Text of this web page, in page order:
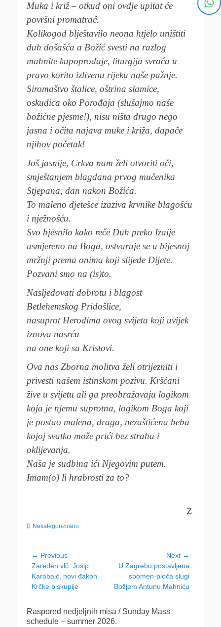
Muka i križ – otkud oni ovdje upitat će
površni promatrač.
Kolikogod blještavilo neona htjelo uništiti
duh došašća a Božić svesti na razlog
mahnite kupoprodaje, liturgija svraća u
pravo korito izlivenu rijeku naše pažnje.
Siromaštvo štalice, oštrina slamice,
oskudica oko Porođaja (slušajmo naše
božićne pjesme!), nisu ništa drugo nego
jasna i očita najava muke i križa, dapače
njihov početak!
Još jasnije, Crkva nam želi otvoriti oči,
smještanjem blagdana prvog mučenika
Stjepana, dan nakon Božića.
To maleno djetešce izaziva krvnike blagošću
i nježnošću.
Svo bjesnilo kako reče Duh preko Izaije
usmjereno na Boga, ostvaruje se u bijesnoj
mržnji prema onima koji slijede Dijete.
Pozvani smo na (is)to.
Nasljedovati dobrotu i blagost
Betlehemskog Pridošlice,
nasuprot Herodima ovog svijeta koji uvijek
iznova nasrću
na one koji su Kristovi.
Ova nas Zborna molitva želi otrijezniti i
privesti našem istinskom pozivu. Kršćani
žive u svijetu ali ga preobražavaju logikom
koja je njemu suprotna, logikom Boga koji
je postao malena, draga, nezaštićena beba
kojoj svatko može prići bez straha i
oklijevanja.
Naša je sudbina ići Njegovim putem.
Imam(o) li hrabrosti za to?
-Z-
Categories
Nekategorizirano
Navigacija
objava
← Previous
Previous
post:
Zaređen vlč. Josip
Karabaić, novi đakon
Krčke biskupije
Next →
NextU Zagrebu postavljena
spomen-ploča slugi
Božjem Antunu Mahniću
Raspored nedjeljnih misa / Sunday Mass
schedule – summer 2026.